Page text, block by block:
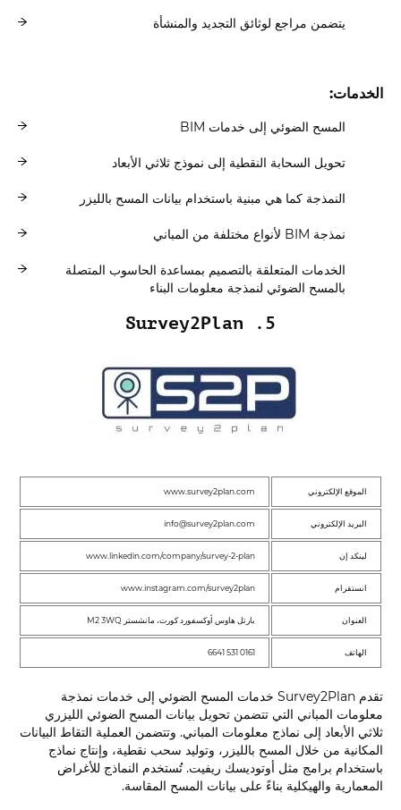
يتضمن مراجع لوثائق التجديد والمنشأة
الخدمات:
المسح الضوئي إلى خدمات BIM
تحويل السحابة النقطية إلى نموذج ثلاثي الأبعاد
النمذجة كما هي مبنية باستخدام بيانات المسح بالليزر
نمذجة BIM لأنواع مختلفة من المباني
الخدمات المتعلقة بالتصميم بمساعدة الحاسوب المتصلة
بالمسح الضوئي لنمذجة معلومات البناء
5. Survey2Plan
الموقع الإلكتروني www.survey2plan.com
البريد الإلكتروني info@survey2plan.com
لينكد إن www.linkedin.com/company/survey-2-plan
انستقرام www.instagram.com/survey2plan
العنوان بارتل هاوس أوكسفورد كورت، مانشستر M2 3WQ
الهاتف 0161 531 6641
تقدم Survey2Plan خدمات المسح الضوئي إلى خدمات نمذجة
معلومات المباني التي تتضمن تحويل بيانات المسح الضوئي الليزري
ثلاثي الأبعاد إلى نماذج معلومات المباني. وتتضمن العملية التقاط البيانات
المكانية من خلال المسح بالليزر، وتوليد سحب نقطية، وإنتاج نماذج
باستخدام برامج مثل أوتوديسك ريفيت. تُستخدم النماذج للأغراض
المعمارية والهيكلية بناءً على بيانات المسح المقاسة.